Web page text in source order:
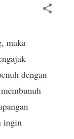
maka
dengan
ingin